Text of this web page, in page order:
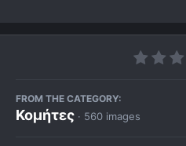
FROM THE CATEGORY:
Κομήτες · 560 images